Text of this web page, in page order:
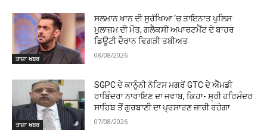
ਤਾਜ਼ਾ ਖਬਰ
ਸਲਮਾਨ ਖਾਨ ਦੀ ਸੁਰੱਖਿਆ ‘ਚ ਤਾਇਨਾਤ ਪੁਲਿਸ
ਮੁਲਾਜ਼ਮ ਦੀ ਮੌਤ, ਗਲੈਕਸੀ ਅਪਾਰਟਮੈਂਟ ਦੇ ਬਾਹਰ
ਡਿਊਟੀ ਦੌਰਾਨ ਵਿਗੜੀ ਤਬੀਅਤ
08/08/2026
ਤਾਜ਼ਾ ਖਬਰ
SGPC ਦੇ ਕਾਨੂੰਨੀ ਨੋਟਿਸ ਮਗਰੋਂ GTC ਦੇ ਐੱਮਡੀ
ਰਾਬਿੰਦਰਾ ਨਾਰਾਇਣ ਦਾ ਜਵਾਬ, ਕਿਹਾ- ਸ੍ਰੀ ਹਰਿਮੰਦਰ
ਸਾਹਿਬ ਤੋਂ ਗੁਰਬਾਣੀ ਦਾ ਪ੍ਰਸਾਰਣ ਜਾਰੀ ਰਹੇਗਾ
07/08/2026